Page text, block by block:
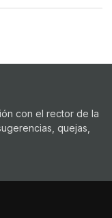
con el rector de la
quejas,